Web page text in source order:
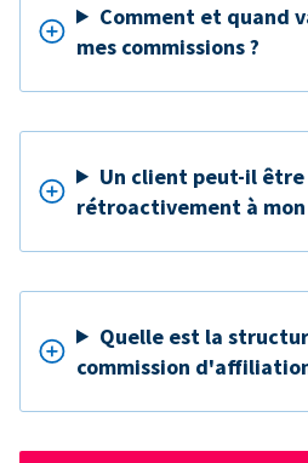
Comment et quand
mes commissions ?
Un client peut-il
rétroactivement à
Quelle est la
commission